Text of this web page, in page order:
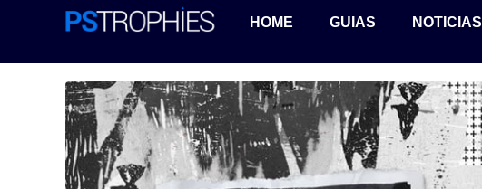
HOME GUIAS NOTICIAS